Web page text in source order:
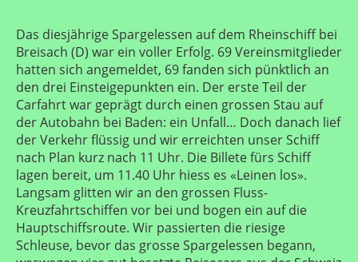
Das diesjährige Spargelessen auf dem Rheinschiff bei
Breisach (D) war ein voller Erfolg. 69 Vereinsmitglieder
hatten sich angemeldet, 69 fanden sich pünktlich an
den drei Einsteigepunkten ein. Der erste Teil der
Carfahrt war geprägt durch einen grossen Stau auf
der Autobahn bei Baden: ein Unfall… Doch danach lief
der Verkehr flüssig und wir erreichten unser Schiff
nach Plan kurz nach 11 Uhr. Die Billete fürs Schiff
lagen bereit, um 11.40 Uhr hiess es «Leinen los».
Langsam glitten wir an den grossen Fluss-
Kreuzfahrtschiffen vor bei und bogen ein auf die
Hauptschiffsroute. Wir passierten die riesige
Schleuse, bevor das grosse Spargelessen begann,